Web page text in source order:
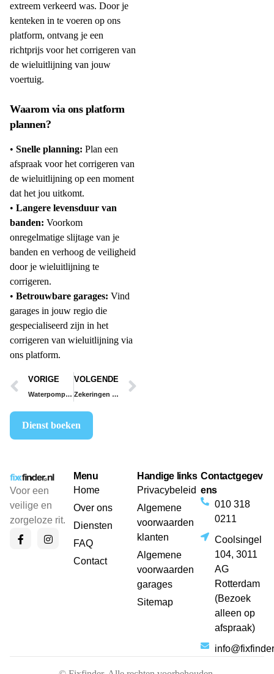
extreem verkeerd was. Door je
kenteken in te voeren op ons
platform, ontvang je een
richtprijs voor het corrigeren van
de wieluitlijning van jouw
voertuig.
Waarom via ons platform
plannen?
• Snelle planning: Plan een
afspraak voor het corrigeren van
de wieluitlijning op een moment
dat het jou uitkomt.
• Langere levensduur van
banden: Voorkom
onregelmatige slijtage van je
banden en verhoog de veiligheid
door je wieluitlijning te
corrigeren.
• Betrouwbare garages: Vind
garages in jouw regio die
gespecialiseerd zijn in het
corrigeren van wieluitlijning via
ons platform.
VORIGE
Waterpomp vervangen
VOLGENDE
Zekeringen vervangen
Dienst boeken
Voor een
veilige en
zorgeloze rit.
Menu
Home
Over ons
Diensten
FAQ
Contact
Handige links
Privacybeleid
Algemene
voorwaarden
klanten
Algemene
voorwaarden
garages
Sitemap
Contactgegev
ens
010 318
0211
Coolsingel
104, 3011
AG
Rotterdam
(Bezoek
alleen op
afspraak)